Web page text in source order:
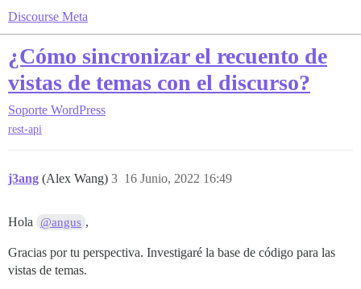
Discourse Meta
¿Cómo sincronizar el recuento de
vistas de temas con el discurso?
Soporte WordPress
rest-api
j3ang (Alex Wang) 16 Junio, 2022 16:49
3
Hola @angus ,
Gracias por tu perspectiva. Investigaré la base de código para las
vistas de temas.